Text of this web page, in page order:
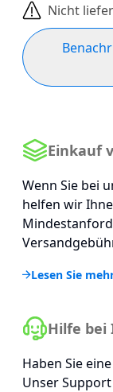
Nicht
Einkauf
Wenn Sie bei
helfen wir
Lesen Sie
Hilfe bei
Haben Sie
Unser